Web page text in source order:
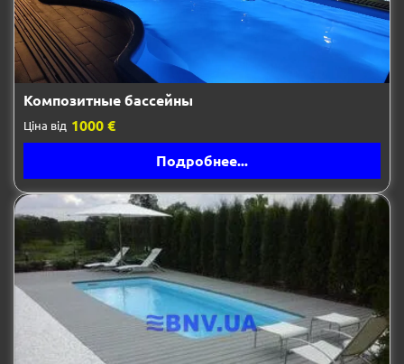
Композитные бассейны
Ціна від 1000 €
Подробнее...